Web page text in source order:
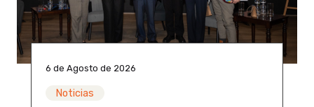
6 de Agosto de 2026
Noticias